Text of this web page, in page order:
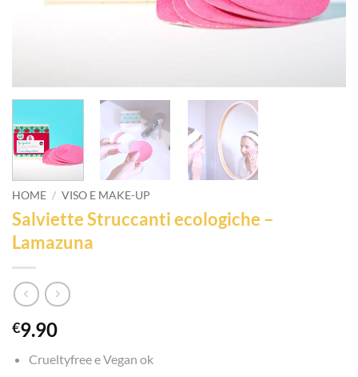
HOME / VISO E MAKE-UP
Salviette Struccanti ecologiche –
Lamazuna
€9.90
Crueltyfree e Vegan ok